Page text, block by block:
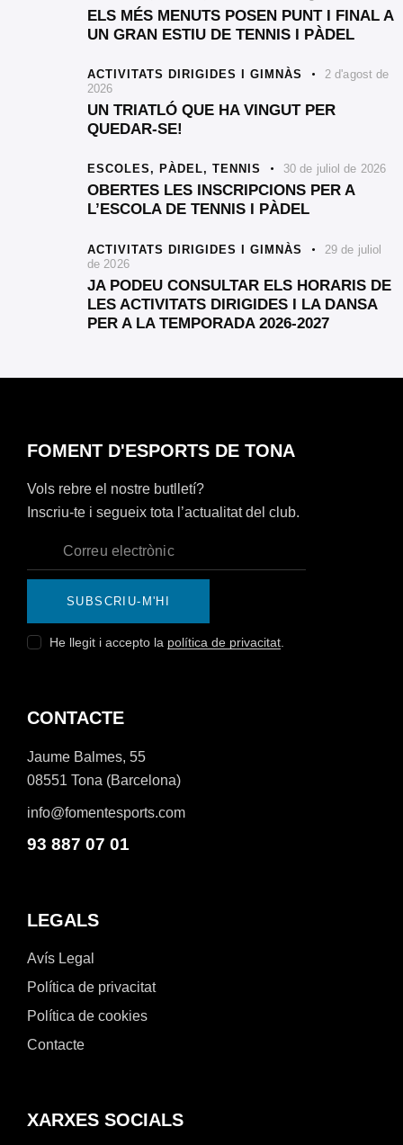
ELS MÉS MENUTS POSEN PUNT I FINAL A
UN GRAN ESTIU DE TENNIS I PÀDEL
ACTIVITATS DIRIGIDES I GIMNÀS
2 d'agost de
2026
UN TRIATLÓ QUE HA VINGUT PER
QUEDAR-SE!
ESCOLES, PÀDEL, TENNIS 30 de juliol de 2026
OBERTES LES INSCRIPCIONS PER A
L’ESCOLA DE TENNIS I PÀDEL
ACTIVITATS DIRIGIDES I GIMNÀS
29 de juliol
de 2026
JA PODEU CONSULTAR ELS HORARIS DE
LES ACTIVITATS DIRIGIDES I LA DANSA
PER A LA TEMPORADA 2026-2027
FOMENT D'ESPORTS DE TONA
Vols rebre el nostre butlletí?
Inscriu-te i segueix tota l’actualitat del club.
SUBSCRIU-M'HI
He llegit i accepto la política de privacitat
CONTACTE
Jaume Balmes, 55
08551 Tona (Barcelona)
info@fomentesports.com
93 887 07 01
LEGALS
Avís Legal
Política de privacitat
Política de cookies
Contacte
XARXES SOCIALS